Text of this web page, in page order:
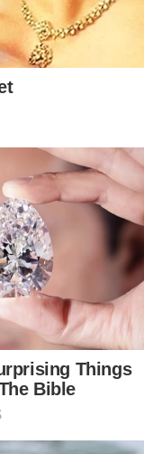
Things
Bible